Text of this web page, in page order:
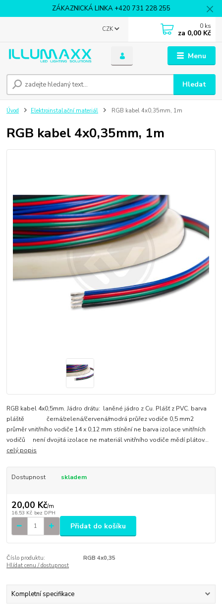
ZÁKAZNICKÁ LINKA +420 731 228 255
Menu
CZK
Hledat
0 ks
za 0,00 Kč
Úvod Elektroinstalační materiál RGB kabel 4x0,35mm, 1m
RGB kabel 4x0,35mm, 1m
RGB kabel 4x0,5mm. Jádro drátu: laněné jádro z Cu. Plášť z PVC. barva
pláště černá/zelená/červená/modrá průřez vodiče 0,5 mm2
průměr vnitřního vodiče 14 x 0,12 mm stínění ne barva izolace vnitřních
vodičů není dvojitá izolace ne materiál vnitřního vodiče mědí plátov...
celý popis
Dostupnost skladem
20,00 Kč/m
16,53 Kč bez DPH
Přidat do košíku
Číslo produktu:
RGB 4x0,35
Hlídat cenu / dostupnost
Kompletní specifikace